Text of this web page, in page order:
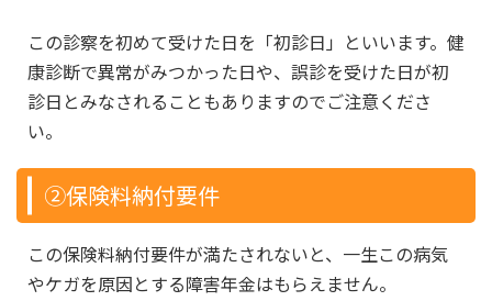
この診察を初めて受けた日を「初診日」といいます。健
康診断で異常がみつかった日や、誤診を受けた日が初
診日とみなされることもありますのでご注意くださ
い。
②保険料納付要件
この保険料納付要件が満たされないと、一生この病気
やケガを原因とする障害年金はもらえません。